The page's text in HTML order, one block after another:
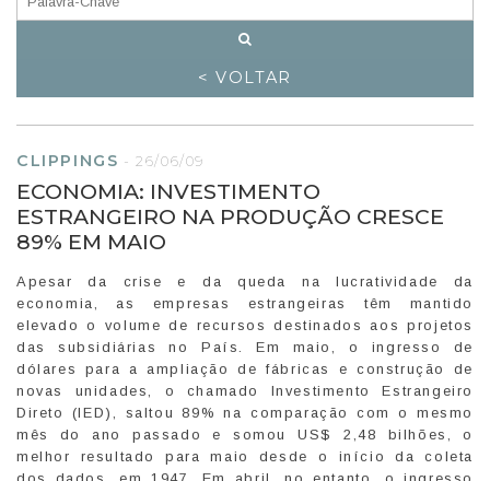
< VOLTAR
CLIPPINGS - 26/06/09
ECONOMIA: INVESTIMENTO
ESTRANGEIRO NA PRODUÇÃO CRESCE
89% EM MAIO
Apesar da crise e da queda na lucratividade da
economia, as empresas estrangeiras têm mantido
elevado o volume de recursos destinados aos projetos
das subsidiárias no País. Em maio, o ingresso de
dólares para a ampliação de fábricas e construção de
novas unidades, o chamado Investimento Estrangeiro
Direto (IED), saltou 89% na comparação com o mesmo
mês do ano passado e somou US$ 2,48 bilhões, o
melhor resultado para maio desde o início da coleta